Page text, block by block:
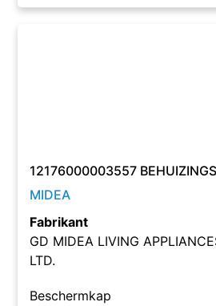
12176000003557
MIDEA
Fabrikant
GD MIDEA LIVING
LTD.
Beschermkap